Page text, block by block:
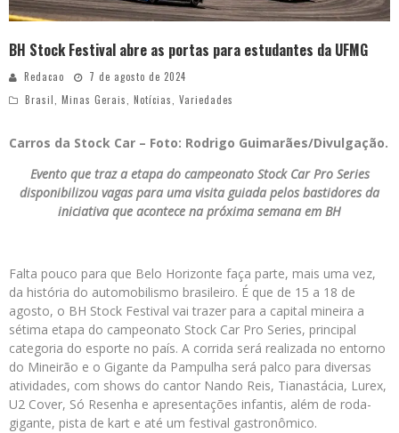
BH Stock Festival abre as portas para estudantes da UFMG
Redacao
7 de agosto de 2024
Brasil, Minas Gerais, Notícias, Variedades
Carros da Stock Car – Foto: Rodrigo Guimarães/Divulgação.
Evento que traz a etapa do campeonato Stock Car Pro Series
disponibilizou vagas para uma visita guiada pelos bastidores da
iniciativa que acontece na próxima semana em BH
Falta pouco para que Belo Horizonte faça parte, mais uma vez,
da história do automobilismo brasileiro. É que de 15 a 18 de
agosto, o BH Stock Festival vai trazer para a capital mineira a
sétima etapa do campeonato Stock Car Pro Series, principal
categoria do esporte no país. A corrida será realizada no entorno
do Mineirão e o Gigante da Pampulha será palco para diversas
atividades, com shows do cantor Nando Reis, Tianastácia, Lurex,
U2 Cover, Só Resenha e apresentações infantis, além de roda-
gigante, pista de kart e até um festival gastronômico.